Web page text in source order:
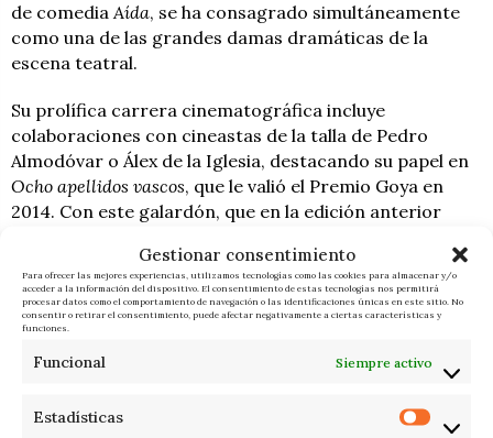
Gestionar consentimiento
Para ofrecer las mejores experiencias, utilizamos tecnologías como las cookies para almacenar y/o
acceder a la información del dispositivo. El consentimiento de estas tecnologías nos permitirá
procesar datos como el comportamiento de navegación o las identificaciones únicas en este sitio. No
consentir o retirar el consentimiento, puede afectar negativamente a ciertas características y
funciones.
Funcional Siempre activo
Estadísticas
de comediaAída, se ha consagrado simultáneamente
como una de las grandes damas dramáticas de la
escena teatral.
Su prolífica carrera cinematográfica incluye
colaboraciones con cineastas de la talla de Pedro
Almodóvar o Álex de la Iglesia, destacando su papel en
Ocho apellidos vascos, que le valió el Premio Goya en
2014. Con este galardón, que en la edición anterior
hito a su palmarés tras haber recibido la Medalla de
Oro al Mérito en las Bellas Artes.